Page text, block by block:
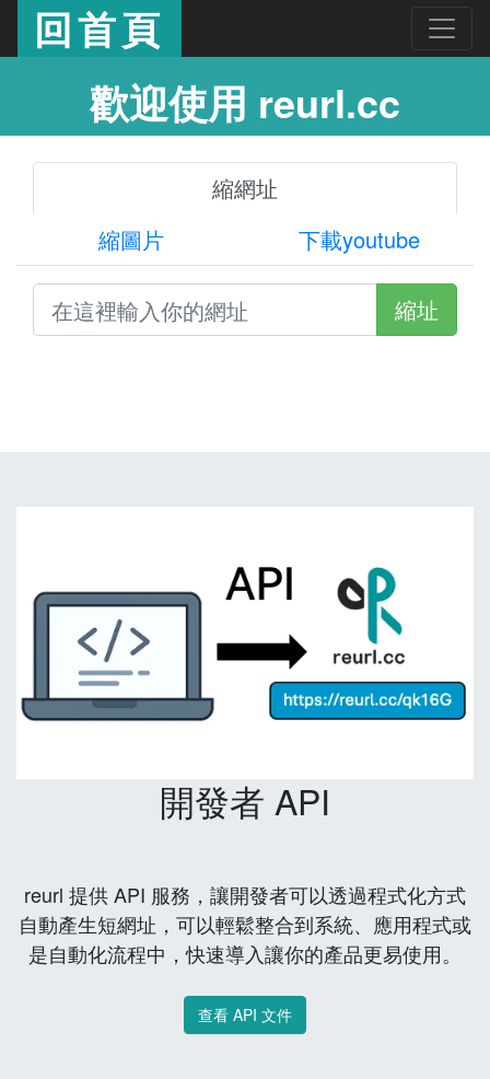
回首頁
歡迎使用 reurl.cc
縮網址
縮圖片
下載youtube
縮址
開發者 API
reurl 提供 API 服務，讓開發者可以透過程式化方式
自動產生短網址，可以輕鬆整合到系統、應用程式或
是自動化流程中，快速導入讓你的產品更易使用。
查看 API 文件